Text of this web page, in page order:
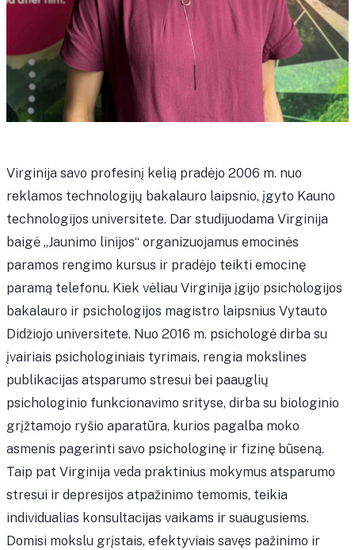
Virginija savo profesinį kelią pradėjo 2006 m. nuo
reklamos technologijų bakalauro laipsnio, įgyto Kauno
technologijos universitete. Dar studijuodama Virginija
baigė „Jaunimo linijos“ organizuojamus emocinės
paramos rengimo kursus ir pradėjo teikti emocinę
paramą telefonu. Kiek vėliau Virginija įgijo psichologijos
bakalauro ir psichologijos magistro laipsnius Vytauto
Didžiojo universitete. Nuo 2016 m. psichologė dirba su
įvairiais psichologiniais tyrimais, rengia mokslines
publikacijas atsparumo stresui bei paauglių
psichologinio funkcionavimo srityse, dirba su biologinio
grįžtamojo ryšio aparatūra, kurios pagalba moko
asmenis pagerinti savo psichologinę ir fizinę būseną.
Taip pat Virginija veda praktinius mokymus atsparumo
stresui ir depresijos atpažinimo temomis, teikia
individualias konsultacijas vaikams ir suaugusiems.
Domisi mokslu grįstais, efektyviais savęs pažinimo ir